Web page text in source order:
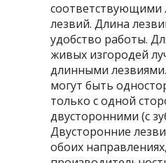
соответствующими
лезвий. Длина
удобство работы.
живых изгородей
длинными
могут быть
только с одной
двусторонними (с
Двусторонние
обоих